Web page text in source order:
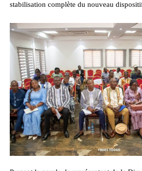
stabilisation complète du nouveau